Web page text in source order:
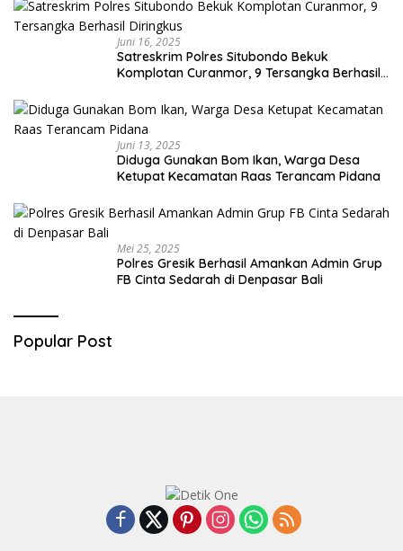
Juni 16, 2025
Satreskrim Polres Situbondo Bekuk
Komplotan Curanmor, 9 Tersangka Berhasil
Juni 13, 2025
Diduga Gunakan Bom Ikan, Warga Desa
Ketupat Kecamatan Raas Terancam Pidana
Mei 25, 2025
Polres Gresik Berhasil Amankan Admin Grup
FB Cinta Sedarah di Denpasar Bali
Popular Post